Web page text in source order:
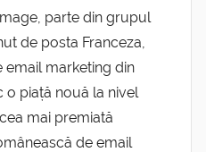
parte din grupul
de posta Franceza,
email marketing din
o piață nouă la nivel
mai premiată
de email